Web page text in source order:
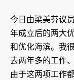
今日由梁美芬议
年成立后的两大
和优化海滨。我
去两年多的工作
由于这两项工作